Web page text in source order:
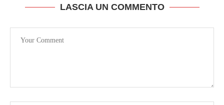
LASCIA UN COMMENTO